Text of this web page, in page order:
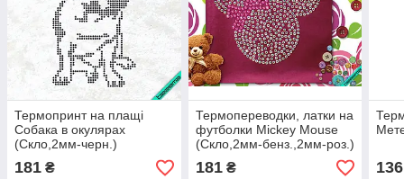
Термопринт на плащі
Собака в окулярах
(Скло,2мм-черн.)
181 ₴
Термопереводки, латки на
футболки Mickey Mouse
(Скло,2мм-бенз.,2мм-роз.)
181₴ 136